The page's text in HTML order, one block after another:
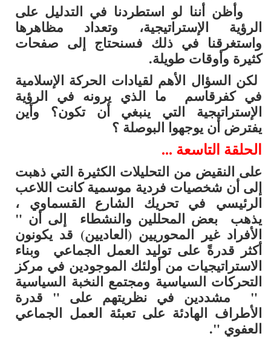
وأظن أننا لو استطردنا في التدليل على
الرؤية الإستراتيجية، وتعداد مظاهرها
واستغرقنا في ذلك فسنحتاج إلى صفحات
كثيرة وأوقات طويلة.
لكن السؤال الأهم لقيادات الحركة الإسلامية
في كفرقاسم ما الذي يرونه في الرؤية
الإستراتيجية التي ينبغي أن تكون؟ وأين
يفترض أن يوجهوا البوصلة ؟
الحلقة التاسعة ...
على النقيض من التحليلات الكثيرة التي ذهبت
إلى أن شخصيات فردية موسمية كانت اللاعب
الرئيسي في تحريك الشارع القسماوي ،
يذهب بعض المحللين والنشطاء إلى أن "
الأفراد غير المحوريين (العاديين) قد يكونون
أكثر قدرةً على توليد العمل الجماعي وبناء
الاستراتيجيات من أولئك الموجودين في مركز
التحركات السياسية ومجتمع النخبة السياسية
" مشددين في نظريتهم على " قدرة
الأطراف الهادئة على تعبئة العمل الجماعي
العفوي ".